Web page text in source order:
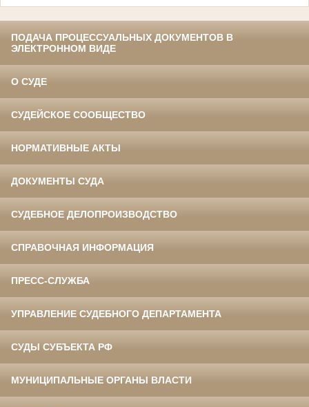
ПОДАЧА ПРОЦЕССУАЛЬНЫХ ДОКУМЕНТОВ В
ЭЛЕКТРОННОМ ВИДЕ
О СУДЕ
СУДЕЙСКОЕ СООБЩЕСТВО
НОРМАТИВНЫЕ АКТЫ
ДОКУМЕНТЫ СУДА
СУДЕБНОЕ ДЕЛОПРОИЗВОДСТВО
СПРАВОЧНАЯ ИНФОРМАЦИЯ
ПРЕСС-СЛУЖБА
УПРАВЛЕНИЕ СУДЕБНОГО ДЕПАРТАМЕНТА
СУДЫ СУБЪЕКТА РФ
МУНИЦИПАЛЬНЫЕ ОРГАНЫ ВЛАСТИ